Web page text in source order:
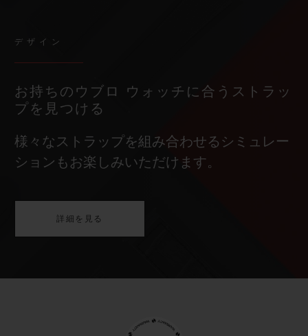
デザイン
お持ちのウブロ ウォッチに合うストラッ
プを見つける
様々なストラップを組み合わせるシミュレー
ションもお楽しみいただけます。
詳細を見る